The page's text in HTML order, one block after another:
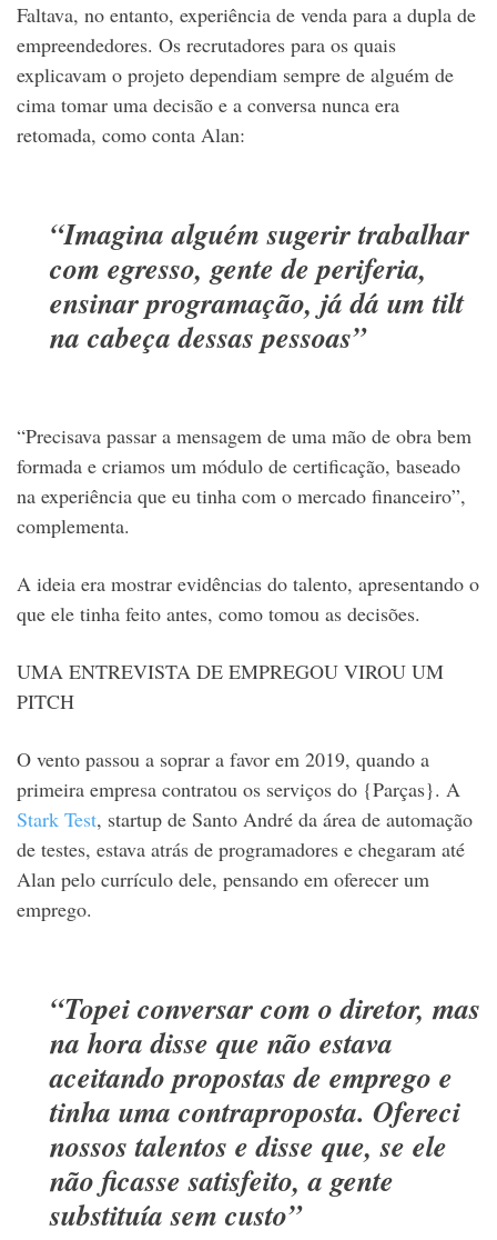
Faltava, no entanto, experiência de venda para a dupla de
empreendedores. Os recrutadores para os quais
explicavam o projeto dependiam sempre de alguém de
cima tomar uma decisão e a conversa nunca era
retomada, como conta Alan:
“Imagina alguém sugerir trabalhar
com egresso, gente de periferia,
ensinar programação, já dá um tilt
na cabeça dessas pessoas”
“Precisava passar a mensagem de uma mão de obra bem
formada e criamos um módulo de certificação, baseado
na experiência que eu tinha com o mercado financeiro”,
complementa.
A ideia era mostrar evidências do talento, apresentando o
que ele tinha feito antes, como tomou as decisões.
UMA ENTREVISTA DE EMPREGOU VIROU UM
PITCH
O vento passou a soprar a favor em 2019, quando a
primeira empresa contratou os serviços do {Parças}. A
Stark Test, startup de Santo André da área de automação
de testes, estava atrás de programadores e chegaram até
Alan pelo currículo dele, pensando em oferecer um
emprego.
“Topei conversar com o diretor, mas
na hora disse que não estava
aceitando propostas de emprego e
tinha uma contraproposta. Ofereci
nossos talentos e disse que, se ele
não ficasse satisfeito, a gente
substituía sem custo”